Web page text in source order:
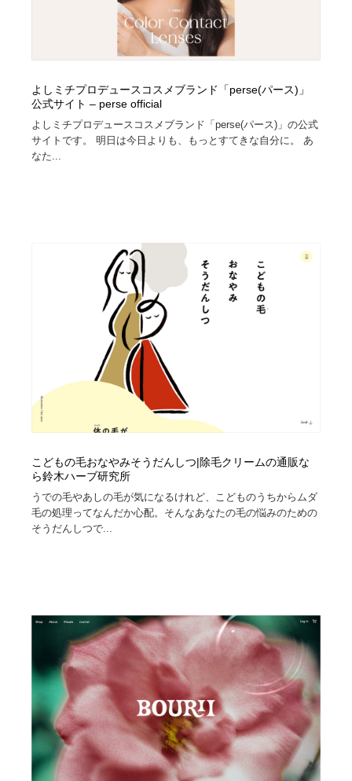
よしミチプロデュースコスメブランド「perse(パース)」
公式サイト – perse official
よしミチプロデュースコスメブランド「perse(パース)」の公式
サイトです。 明日は今日よりも、もっとすてきな自分に。 あ
なた...
こどもの毛おなやみそうだんしつ|除毛クリームの通販な
ら鈴木ハーブ研究所
うでの毛やあしの毛が気になるけれど、こどものうちからムダ
毛の処理ってなんだか心配。そんなあなたの毛の悩みのための
そうだんしつで...